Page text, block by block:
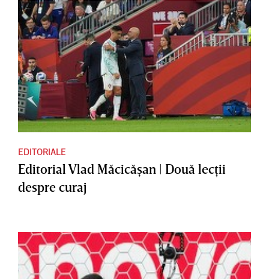
EDITORIALE
Editorial Vlad Măcicăşan | Două lecţii
despre curaj